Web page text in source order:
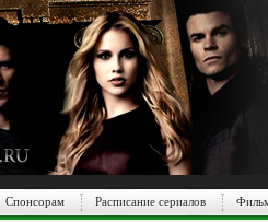
Спонсорам Расписание сериалов